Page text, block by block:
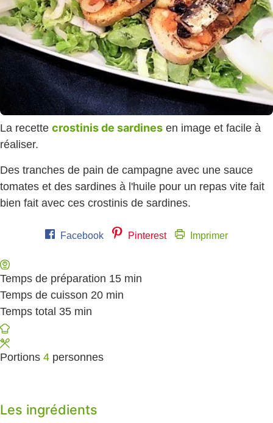
La recette crostinis de sardines en image et facile à
réaliser.
Des tranches de pain de campagne avec une sauce
tomates et des sardines à l'huile pour un repas vite fait
bien fait avec ces crostinis de sardines.
Facebook Pinterest Imprimer
Temps de préparation 15 minutes
min
Temps de cuisson 20 minutes
min
Temps total 35 minutes
min
Portions 4 personnes
Les ingrédients